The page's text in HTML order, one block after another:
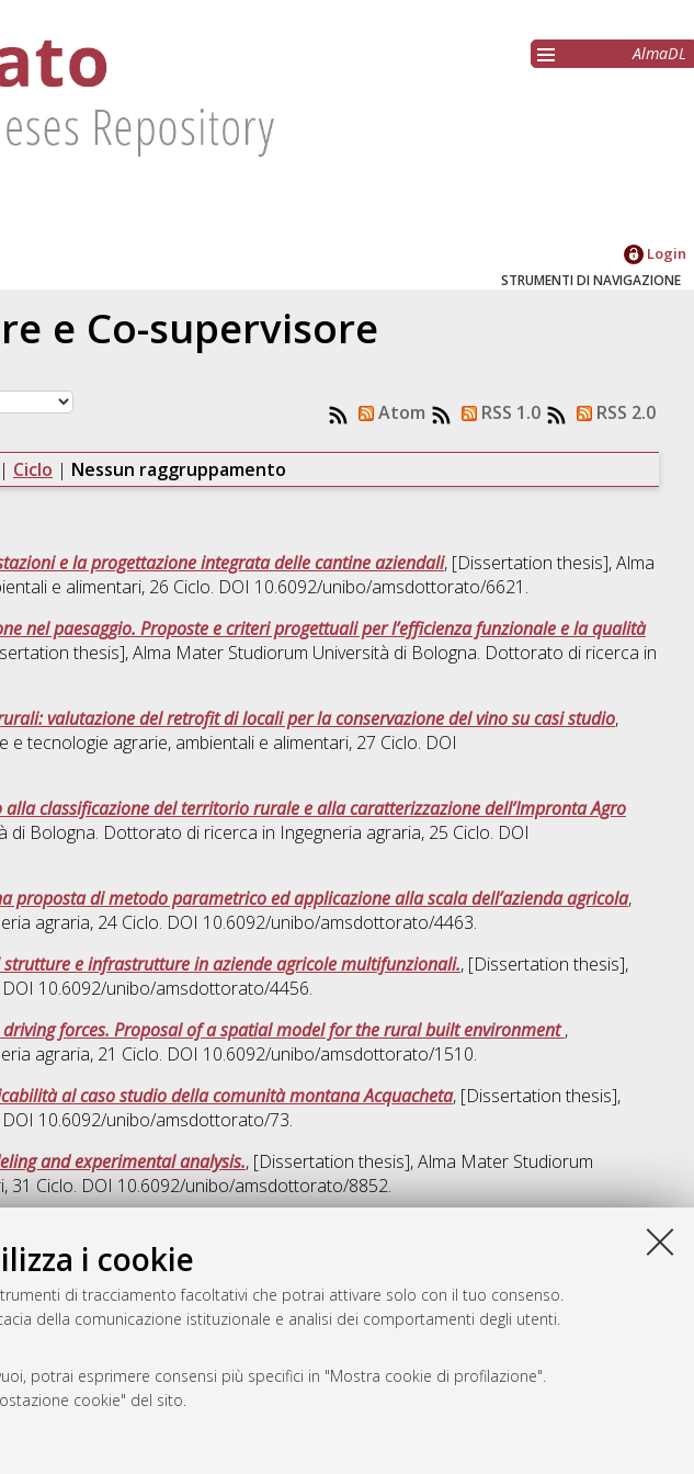
i cookie
di tracciamento facoltativi che potrai attivare solo con il tuo consenso.
della comunicazione istituzionale e analisi dei comportamenti degli utenti.
potrai esprimere consensi più specifici in "Mostra cookie di profilazione".
cookie" del sito.
AlmaDL
Login
STRUMENTI DI NAVIGAZIONE
e Co-supervisore
Atom RSS 1.0 RSS 2.0
| Ciclo | Nessun raggruppamento
e la progettazione integrata delle cantine aziendali, [Dissertation thesis], Alma
e alimentari, 26 Ciclo. DOI 10.6092/unibo/amsdottorato/6621.
nel paesaggio. Proposte e criteri progettuali per l’efficienza funzionale e la qualità
thesis], Alma Mater Studiorum Università di Bologna. Dottorato di ricerca in
valutazione del retrofit di locali per la conservazione del vino su casi studio,
e tecnologie agrarie, ambientali e alimentari, 27 Ciclo. DOI
classificazione del territorio rurale e alla caratterizzazione dell’Impronta Agro
di Bologna. Dottorato di ricerca in Ingegneria agraria, 25 Ciclo. DOI
proposta di metodo parametrico ed applicazione alla scala dell’azienda agricola,
agraria, 24 Ciclo. DOI 10.6092/unibo/amsdottorato/4463.
e infrastrutture in aziende agricole multifunzionali., [Dissertation thesis],
DOI 10.6092/unibo/amsdottorato/4456.
forces. Proposal of a spatial model for the rural built environment,
agraria, 21 Ciclo. DOI 10.6092/unibo/amsdottorato/1510.
al caso studio della comunità montana Acquacheta, [Dissertation thesis],
DOI 10.6092/unibo/amsdottorato/73.
and experimental analysis., [Dissertation thesis], Alma Mater Studiorum
, 31 Ciclo. DOI 10.6092/unibo/amsdottorato/8852.
Questa lista e' stata generata il Sat Aug 8 20:46:52 2026 CEST.